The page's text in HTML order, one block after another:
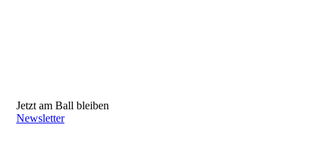
Jetzt am Ball bleiben
Newsletter